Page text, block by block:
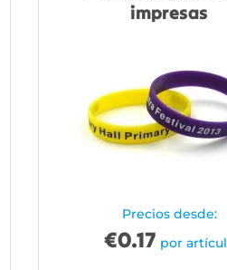
impresas
Precios desde:
€0.17 por